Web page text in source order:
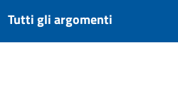
Tutti gli argomenti